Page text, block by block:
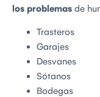
los problemas de
Trasteros
Garajes
Desvanes
Sótanos
Bodegas